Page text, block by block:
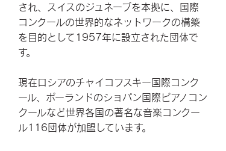
され、スイスのジュネーブを本拠に、国際
コンクールの世界的なネットワークの構築
を目的として1957年に設立された団体で
す。
現在ロシアのチャイコフスキー国際コンク
ール、ポーランドのショパン国際ピアノコン
クールなど世界各国の著名な音楽コンクー
ル116団体が加盟しています。